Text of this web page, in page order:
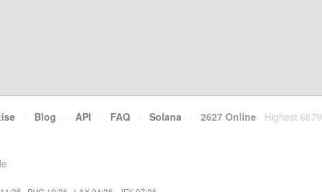
· Blog · API · FAQ · Solana · 2627 Online Highest 6679